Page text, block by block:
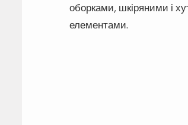
оборками, шкіряними і
елементами.